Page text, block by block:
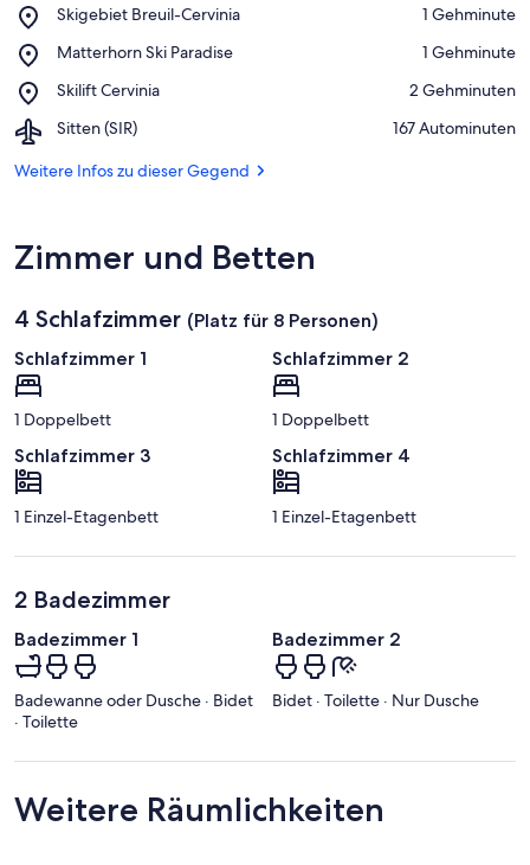
Skigebiet Breuil-Cervinia
Place,
Breuil-
‪1 Gehminute‬
Matterhorn Ski Paradise
Place,
Ski
‪1 Gehminute‬
Skilift Cervinia
Place,
Cervinia
‪2 Gehminuten‬
Sitten (SIR)
Airport,
(SIR)
‪167 Autominuten‬
Weitere Infos zu dieser Gegend
Zimmer und Betten
4 Schlafzimmer (Platz für 8 Personen)
Schlafzimmer 1
1 Doppelbett
Schlafzimmer 2
1 Doppelbett
Schlafzimmer 3
1 Einzel-Etagenbett
Schlafzimmer 4
1 Einzel-Etagenbett
2 Badezimmer
Badezimmer 1
Badewanne oder Dusche · Bidet
· Toilette
Badezimmer 2
Bidet · Toilette · Nur Dusche
Weitere Räumlichkeiten